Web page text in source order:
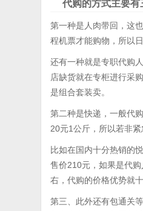
代购的方式主要有
第一种是人肉带回，这
程机票才能购物，所以
还有一种就是专职代购
店缺货就在专柜进行采
是组合套装卖。
第二种是快递，一般代
20元1公斤，所以若非
比如在国内十分热销的
售价210元，如果是代
右，代购的价格优势就
第三、此外还有包通关